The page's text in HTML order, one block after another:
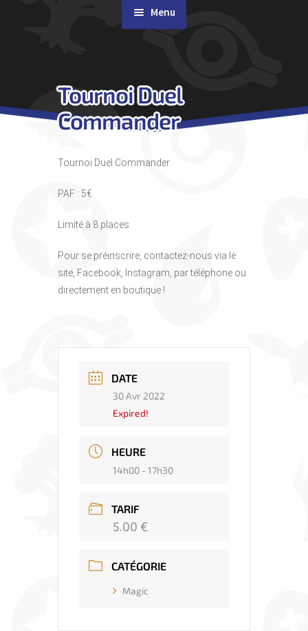
Menu
Agenda
Contact & Accès
Tournoi Duel
Commander
Tournoi Duel Commander
PAF : 5€
Limité à 8 places
Pour se préinscrire, contactez-nous via le
site, Facebook, Instagram, par téléphone ou
directement en boutique !
DATE
30 Avr 2022
Expired!
HEURE
14h00 - 17h30
TARIF
5.00 €
CATÉGORIE
Magic